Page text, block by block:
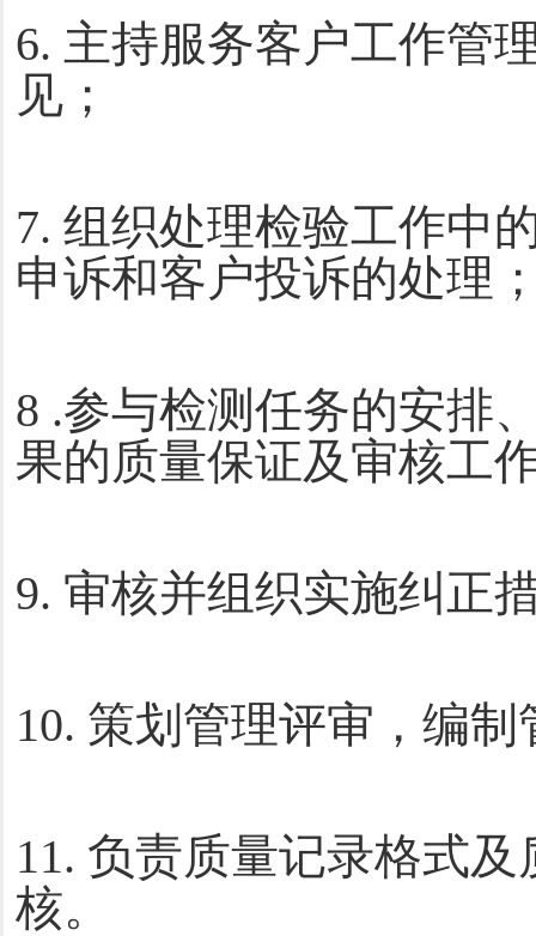
6. 主持服务客户工作管
见；
7. 组织处理检验工作中
申诉和客户投诉的处理
8 .参与检测任务的安排
果的质量保证及审核工
9. 审核并组织实施纠正
10. 策划管理评审，编
11. 负责质量记录格式
核。